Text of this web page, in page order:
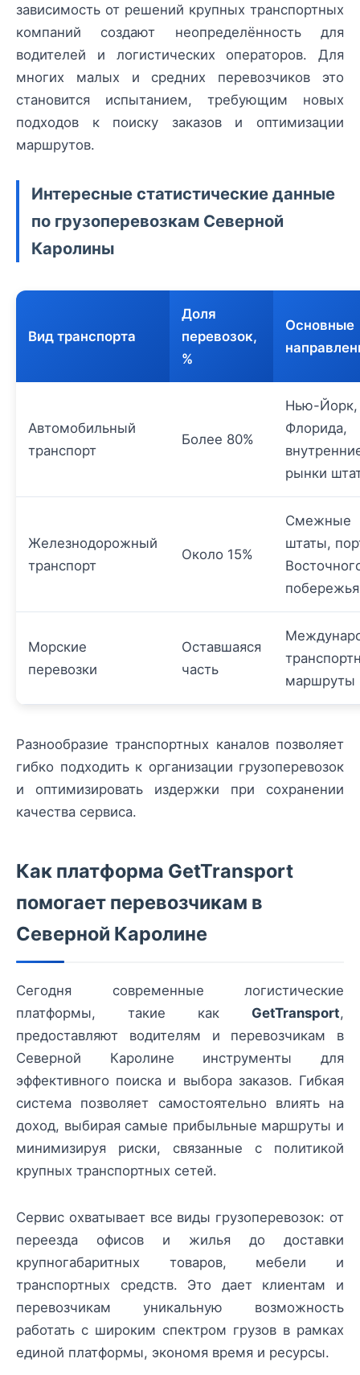
зависимость от решений крупных транспортных
компаний создают неопределённость для
водителей и логистических операторов. Для
многих малых и средних перевозчиков это
становится испытанием, требующим новых
подходов к поиску заказов и оптимизации
маршрутов.
Интересные статистические данные
по грузоперевозкам Северной
Каролины
Вид транспорта
Доля
перевозок,
%
Основные
Автомобильный
транспорт
Более 80%
Нью-Йорк,
Флорида,
рынки
Железнодорожный
транспорт
Около 15%
Смежные
штаты,
побережья
Морские
перевозки
Оставшаяся
часть
маршруты
Разнообразие транспортных каналов позволяет
гибко подходить к организации грузоперевозок
и оптимизировать издержки при сохранении
качества сервиса.
Как платформа GetTransport
помогает перевозчикам в
Северной Каролине
Сегодня современные логистические
платформы, такие как GetTransport,
предоставляют водителям и перевозчикам в
Северной Каролине инструменты для
эффективного поиска и выбора заказов. Гибкая
система позволяет самостоятельно влиять на
доход, выбирая самые прибыльные маршруты и
минимизируя риски, связанные с политикой
крупных транспортных сетей.
Сервис охватывает все виды грузоперевозок: от
переезда офисов и жилья до доставки
крупногабаритных товаров, мебели и
транспортных средств. Это дает клиентам и
перевозчикам уникальную возможность
работать с широким спектром грузов в рамках
единой платформы, экономя время и ресурсы.